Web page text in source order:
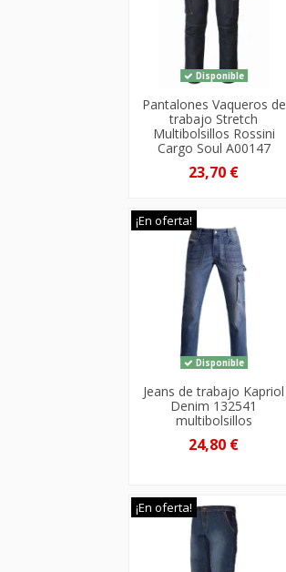
Disponible
Pantalones Vaqueros de
trabajo Stretch
Multibolsillos Rossini
Cargo Soul A00147
23,70 €
¡En oferta!
Disponible
Jeans de trabajo Kapriol
Denim 132541
multibolsillos
24,80 €
¡En oferta!